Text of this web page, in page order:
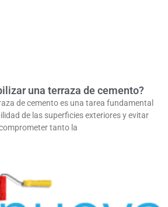
una terraza de cemento?
de cemento es una tarea fundamental
de las superficies exteriores y evitar
tanto la